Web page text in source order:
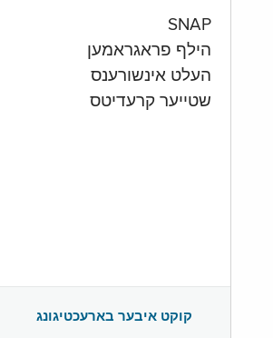
SNAP
הילף פראגראמען
העלט אינשורענס
שטייער קרעדיטס
קוקט איבער בארעכטיגונג